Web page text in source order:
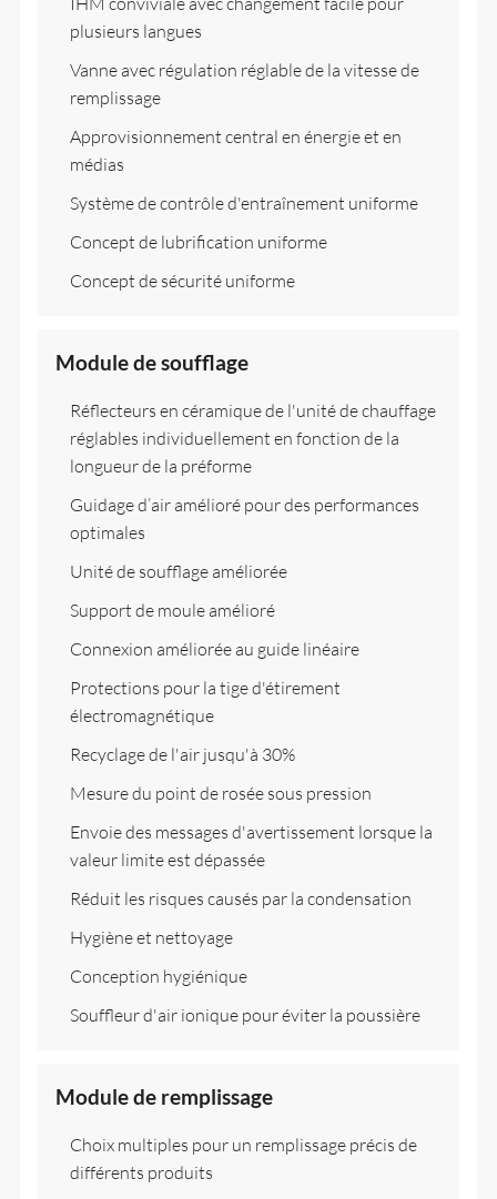
plusieurs langues
Vanne avec régulation réglable de la vitesse de
remplissage
Approvisionnement central en énergie et en
médias
Système de contrôle d'entraînement uniforme
Concept de lubrification uniforme
Concept de sécurité uniforme
Module de soufflage
Réflecteurs en céramique de l'unité de chauffage
réglables individuellement en fonction de la
longueur de la préforme
Guidage d’air amélioré pour des performances
optimales
Unité de soufflage améliorée
Support de moule amélioré
Connexion améliorée au guide linéaire
Protections pour la tige d'étirement
électromagnétique
Recyclage de l'air jusqu'à 30%
Mesure du point de rosée sous pression
Envoie des messages d'avertissement lorsque la
valeur limite est dépassée
Réduit les risques causés par la condensation
Hygiène et nettoyage
Conception hygiénique
Souffleur d'air ionique pour éviter la poussière
Module de remplissage
Choix multiples pour un remplissage précis de
différents produits